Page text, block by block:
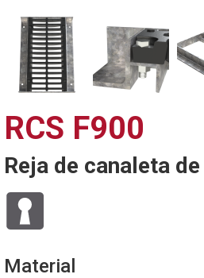
RCS F900
Reja de canaleta
Material